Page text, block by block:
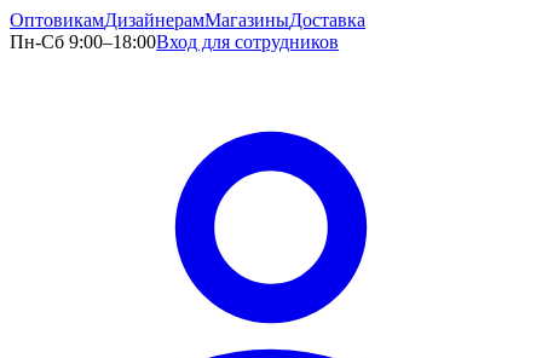
ОптовикамДизайнерамМагазиныДоставка
Пн-Сб 9:00–18:00Вход для сотрудников